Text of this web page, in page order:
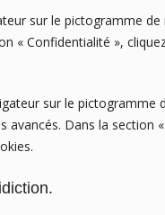
sur le pictogramme
« Confidentialité »,
sur le
avancés. Dans la section